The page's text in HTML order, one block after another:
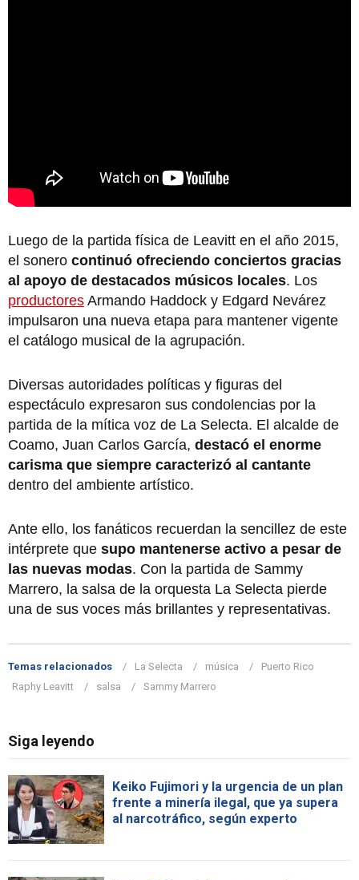
Luego de la partida física de Leavitt en el año 2015,
el sonero continuó ofreciendo conciertos gracias
al apoyo de destacados músicos locales. Los
productores Armando Haddock y Edgard Nevárez
impulsaron una nueva etapa para mantener vigente
el catálogo musical de la agrupación.
Diversas autoridades políticas y figuras del
espectáculo expresaron sus condolencias por la
partida de la mítica voz de La Selecta. El alcalde de
Coamo, Juan Carlos García, destacó el enorme
carisma que siempre caracterizó al cantante
dentro del ambiente artístico.
Ante ello, los fanáticos recuerdan la sencillez de este
intérprete que supo mantenerse activo a pesar de
las nuevas modas. Con la partida de Sammy
Marrero, la salsa de la orquesta La Selecta pierde
una de sus voces más brillantes y representativas.
Temas relacionados La Selecta música
Puerto Rico
Raphy Leavitt
salsa Sammy Marrero
Siga leyendo
Keiko Fujimori y la urgencia de un plan
frente a minería ilegal, que ya supera
al narcotráfico, según experto